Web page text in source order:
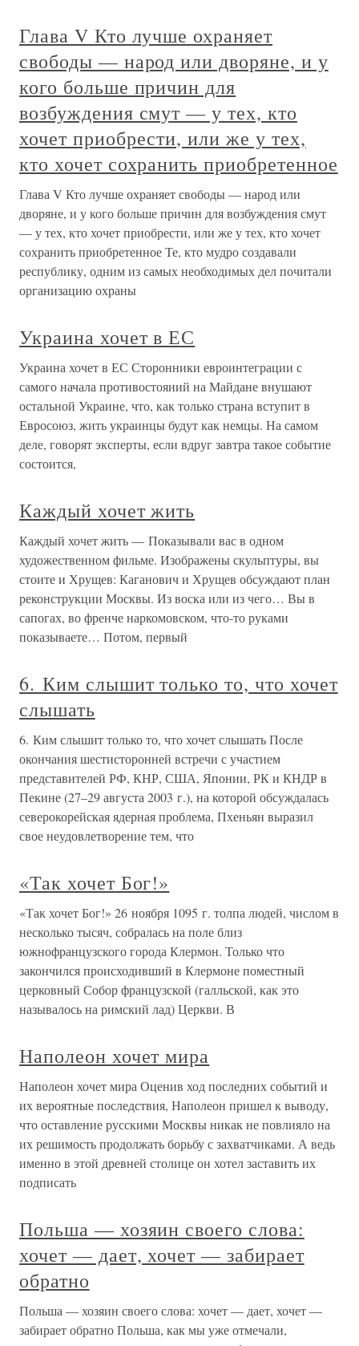
Глава V Кто лучше охраняет
свободы — народ или дворяне, и у
кого больше причин для
возбуждения смут — у тех, кто
хочет приобрести, или же у тех,
кто хочет сохранить приобретенное
Глава V Кто лучше охраняет свободы — народ или
дворяне, и у кого больше причин для возбуждения смут
— у тех, кто хочет приобрести, или же у тех, кто хочет
сохранить приобретенное Те, кто мудро создавали
республику, одним из самых необходимых дел почитали
организацию охраны
Украина хочет в ЕС
Украина хочет в ЕС Сторонники евроинтеграции с
самого начала противостояний на Майдане внушают
остальной Украине, что, как только страна вступит в
Евросоюз, жить украинцы будут как немцы. На самом
деле, говорят эксперты, если вдруг завтра такое событие
состоится,
Каждый хочет жить
Каждый хочет жить — Показывали вас в одном
художественном фильме. Изображены скульптуры, вы
стоите и Хрущев: Каганович и Хрущев обсуждают план
реконструкции Москвы. Из воска или из чего… Вы в
сапогах, во френче наркомовском, что-то руками
показываете… Потом, первый
6. Ким слышит только то, что хочет
слышать
6. Ким слышит только то, что хочет слышать После
окончания шестисторонней встречи с участием
представителей РФ, КНР, США, Японии, РК и КНДР в
Пекине (27–29 августа 2003 г.), на которой обсуждалась
северокорейская ядерная проблема, Пхеньян выразил
свое неудовлетворение тем, что
«Так хочет Бог!»
«Так хочет Бог!» 26 ноября 1095 г. толпа людей, числом в
несколько тысяч, собралась на поле близ
южнофранцузского города Клермон. Только что
закончился происходивший в Клермоне поместный
церковный Собор французской (галльской, как это
называлось на римский лад) Церкви. В
Наполеон хочет мира
Наполеон хочет мира Оценив ход последних событий и
их вероятные последствия, Наполеон пришел к выводу,
что оставление русскими Москвы никак не повлияло на
их решимость продолжать борьбу с захватчиками. А ведь
именно в этой древней столице он хотел заставить их
подписать
Польша — хозяин своего слова:
хочет — дает, хочет — забирает
обратно
Польша — хозяин своего слова: хочет — дает, хочет —
забирает обратно Польша, как мы уже отмечали,